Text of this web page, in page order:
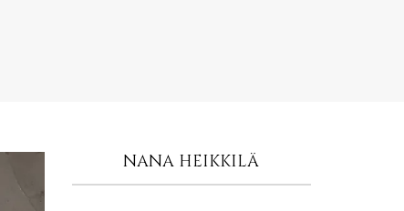
NANA HEIKKILÄ